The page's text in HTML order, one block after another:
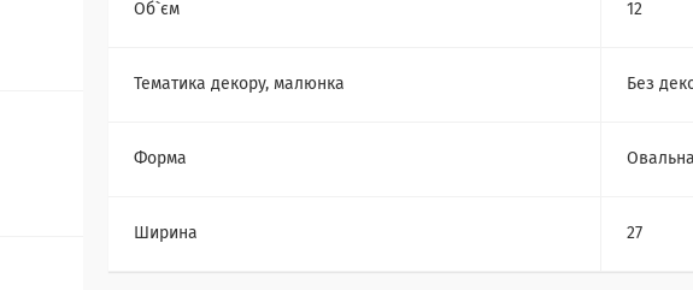
Об`єм 12
Тематика декору, малюнка Без
Форма Овальна
Ширина 27